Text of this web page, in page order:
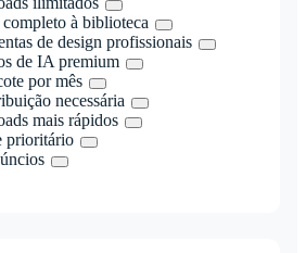
completo à biblioteca
de design profissionais
de IA premium
por mês
necessária
mais rápidos
prioritário